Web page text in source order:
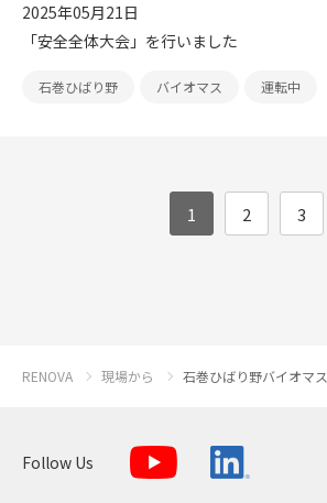
2025年05月21日
「安全全体大会」を行いました
石巻ひばり野 バイオマス 運転中
1 2 3
RENOVA 現場から 石巻ひばり野バイオマス
Follow Us